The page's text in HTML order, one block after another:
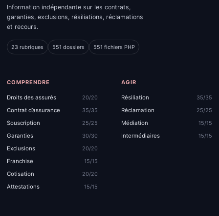
Information indépendante sur les contrats,
garanties, exclusions, résiliations, réclamations
et recours.
23 rubriques 551 dossiers 551 fichiers PHP
COMPRENDRE
Droits des assurés
20/20
Contrat d’assurance
35/35
Souscription
25/25
Garanties
30/30
Exclusions
20/20
Franchise
15/15
Cotisation
20/20
Attestations
15/15
AGIR
Résiliation
35/35
Réclamation
25/25
Médiation
15/15
Intermédiaires
15/15